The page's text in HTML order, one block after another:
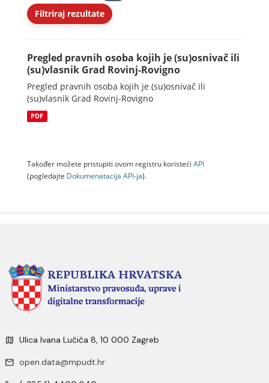
Filtriraj rezultate
Pregled pravnih osoba kojih je (su)osnivač ili
(su)vlasnik Grad Rovinj-Rovigno
Pregled pravnih osoba kojih je (su)osnivač ili
(su)vlasnik Grad Rovinj-Rovigno
PDF
Također možete pristupiti ovom registru koristeći API
(pogledajte Dokumenаtаcijа API-jа).